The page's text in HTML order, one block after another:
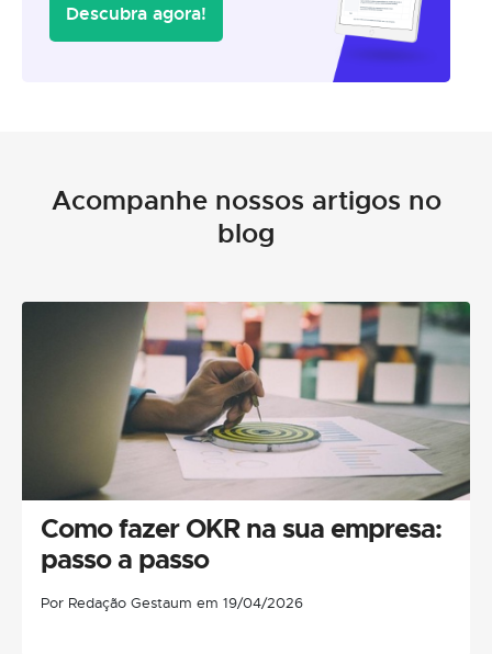
Descubra agora!
Acompanhe nossos artigos no
blog
Como fazer OKR na sua empresa:
passo a passo
Por Redação Gestaum em 19/04/2026